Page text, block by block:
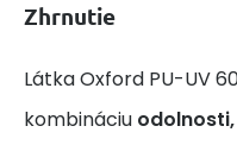
Zhrnutie
Látka Oxford PU-UV
kombináciu